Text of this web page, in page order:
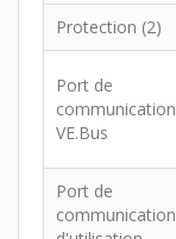
Protection (2)
Port de
communication
VE.Bus
Port de
communication